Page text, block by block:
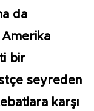
da
Amerika
bir
seyreden
karşı